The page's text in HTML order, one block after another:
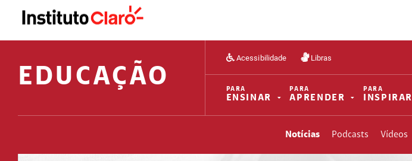
EDUCAÇÃO
Acessibilidade Libras
PARA
ENSINAR
PARA
APRENDER
PARA
INSPIRAR
Notícias Podcasts Vídeos